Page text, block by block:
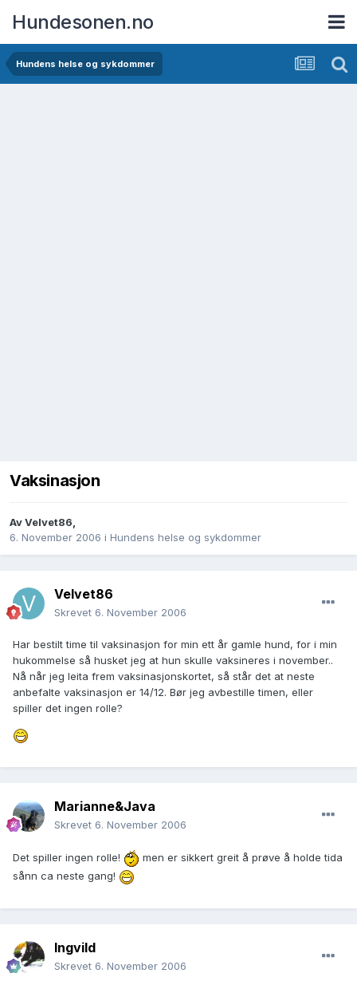
Hundesonen.no
Hundens helse og sykdommer
Vaksinasjon
AvVelvet86,
6. November 2006 i Hundens helse og sykdommer
Velvet86
Skrevet 6. November 2006
Har bestilt time til vaksinasjon for min ett år gamle hund, for i min
hukommelse så husket jeg at hun skulle vaksineres i november..
Nå når jeg leita frem vaksinasjonskortet, så står det at neste
anbefalte vaksinasjon er 14/12. Bør jeg avbestille timen, eller
spiller det ingen rolle?
Marianne&Java
Skrevet 6. November 2006
Det spiller ingen rolle!
men er sikkert greit å prøve å holde tida
sånn ca neste gang!
Ingvild
Skrevet 6. November 2006